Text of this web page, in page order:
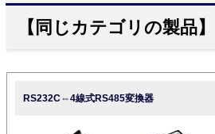
【同じカテゴリの製品】
RS232C⇔4線式RS485変換器